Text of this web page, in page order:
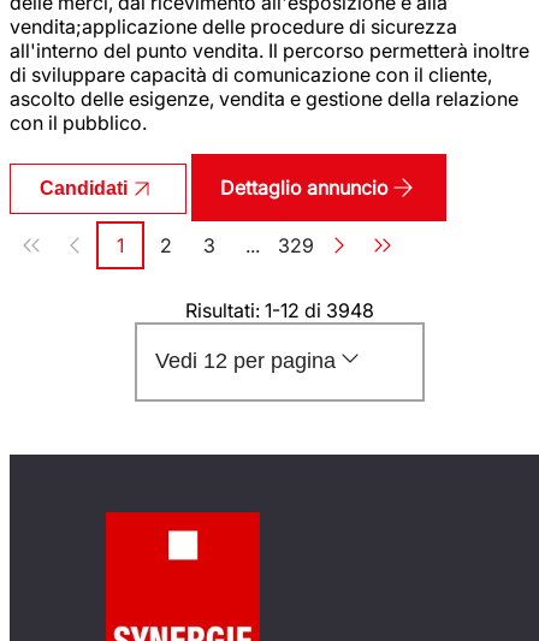
vendita;applicazione delle procedure di sicurezza
all'interno del punto vendita. Il percorso permetterà inoltre
di sviluppare capacità di comunicazione con il cliente,
ascolto delle esigenze, vendita e gestione della relazione
con il pubblico.
Candidati Dettaglio annuncio
Paginazione
Pagina
1 Pagina
2 Pagina
3 ... Pagina
329
Risultati: 1-12 di 3948
Vedi 12 per pagina